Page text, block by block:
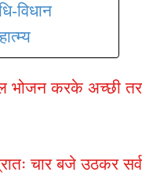
विधान
भोजन करके अच्छी
चार बजे उठकर